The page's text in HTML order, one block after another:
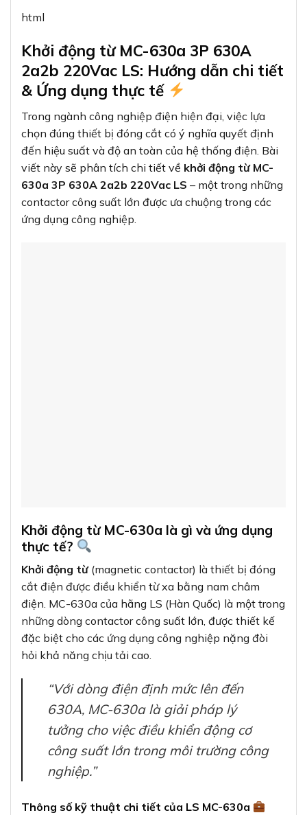
html
Khởi động từ MC-630a 3P 630A
2a2b 220Vac LS: Hướng dẫn chi tiết
& Ứng dụng thực tế
Trong ngành công nghiệp điện hiện đại, việc lựa
chọn đúng thiết bị đóng cắt có ý nghĩa quyết định
đến hiệu suất và độ an toàn của hệ thống điện. Bài
viết này sẽ phân tích chi tiết về khởi động từ MC-
630a 3P 630A 2a2b 220Vac LS – một trong những
contactor công suất lớn được ưa chuộng trong các
ứng dụng công nghiệp.
Khởi động từ MC-630a là gì và ứng dụng
thực tế?
Khởi động từ(magnetic contactor) là thiết bị đóng
cắt điện được điều khiển từ xa bằng nam châm
điện. MC-630a của hãng LS (Hàn Quốc) là một trong
những dòng contactor công suất lớn, được thiết kế
đặc biệt cho các ứng dụng công nghiệp nặng đòi
hỏi khả năng chịu tải cao.
“Với dòng điện định mức lên đến
630A, MC-630a là giải pháp lý
tưởng cho việc điều khiển động cơ
công suất lớn trong môi trường công
nghiệp.”
Thông số kỹ thuật chi tiết của LS MC-630a